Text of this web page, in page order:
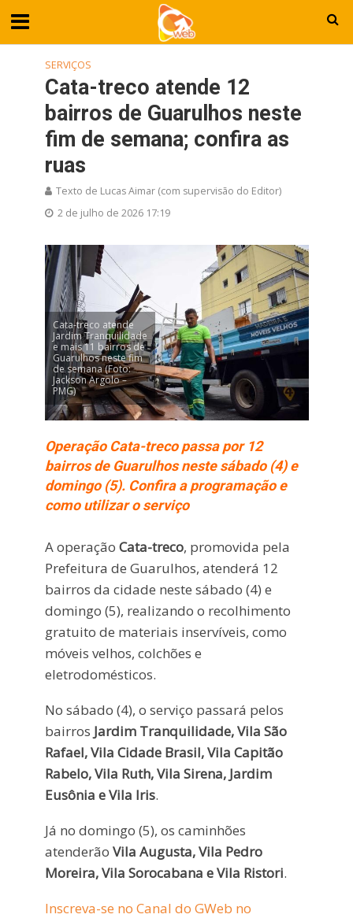
SERVIÇOS
Cata-treco atende 12
bairros de Guarulhos neste
fim de semana; confira as
ruas
Texto de Lucas Aimar (com supervisão do Editor)
2 de julho de 2026 17:19
Cata-treco atende
Jardim Tranquilidade
e mais 11 bairros de
Guarulhos neste fim
de semana (Foto:
Jackson Argolo –
PMG)
Operação Cata-treco passa por 12
bairros de Guarulhos neste sábado (4) e
domingo (5). Confira a programação e
como utilizar o serviço
A operação Cata-treco, promovida pela
Prefeitura de Guarulhos, atenderá 12
bairros da cidade neste sábado (4) e
domingo (5), realizando o recolhimento
gratuito de materiais inservíveis, como
móveis velhos, colchões e
eletrodomésticos.
No sábado (4), o serviço passará pelos
bairros Jardim Tranquilidade, Vila São
Rafael, Vila Cidade Brasil, Vila Capitão
Rabelo, Vila Ruth, Vila Sirena, Jardim
Eusônia e Vila Iris.
Já no domingo (5), os caminhões
atenderão Vila Augusta, Vila Pedro
Moreira, Vila Sorocabana e Vila Ristori.
Inscreva-se no Canal do GWeb no